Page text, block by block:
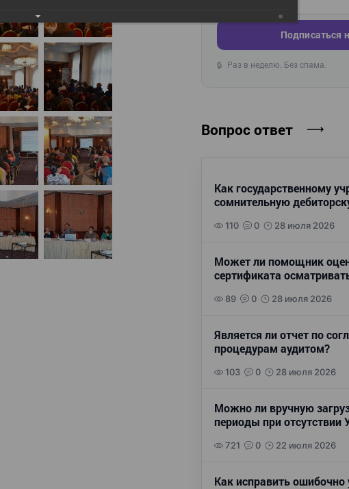
Подписаться
🔒 Раз в неделю. Без спама.
Вопрос ответ
Как государственному
сомнительную
110 0 28 июля 2026
Может ли помощник
сертификата
89 0 28 июля 2026
Является ли отчет по
процедурам аудитом?
103 0 28 июля 2026
Можно ли вручную
периоды при отсутствии
721 0 22 июля 2026
Как исправить